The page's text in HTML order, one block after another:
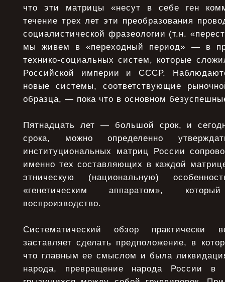
что эти матрицы «несут в себе ген
течение трех лет эти преобразования
социалистической фразеологии (т.н.
мы живем в «переходный период» — в
технико-социальных систем, которые
Российской империи и СССР.
новые системы, соответствующие
образца, — пока что в основном
Пятнадцать лет — большой срок, и
срока, можно определенно
институциональных матриц России
именно тех составляющих в каждой
этническую (национальную)
«генетическим аппаратом»,
воспроизводство.
Систематический обзор
заставляет сделать предположение, в
что главным ее смыслом и была
народа, превращение народа России в